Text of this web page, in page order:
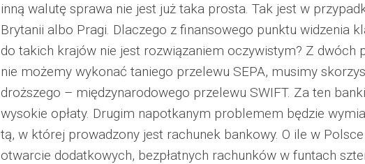
inną walutę sprawa nie jest już taka prosta. Tak jest w
Brytanii albo Pragi. Dlaczego z finansowego punktu widzenia
do takich krajów nie jest rozwiązaniem oczywistym? Z dwóch
nie możemy wykonać taniego przelewu SEPA, musimy
droższego – międzynarodowego przelewu SWIFT. Za ten
wysokie opłaty. Drugim napotkanym problemem będzie
tą, w której prowadzony jest rachunek bankowy. O ile w
otwarcie dodatkowych, bezpłatnych rachunków w funtach